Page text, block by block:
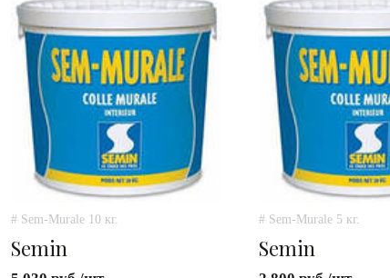
# Sem-Murale 10 кг.
Semin
# Sem-Murale 5 кг.
Semin